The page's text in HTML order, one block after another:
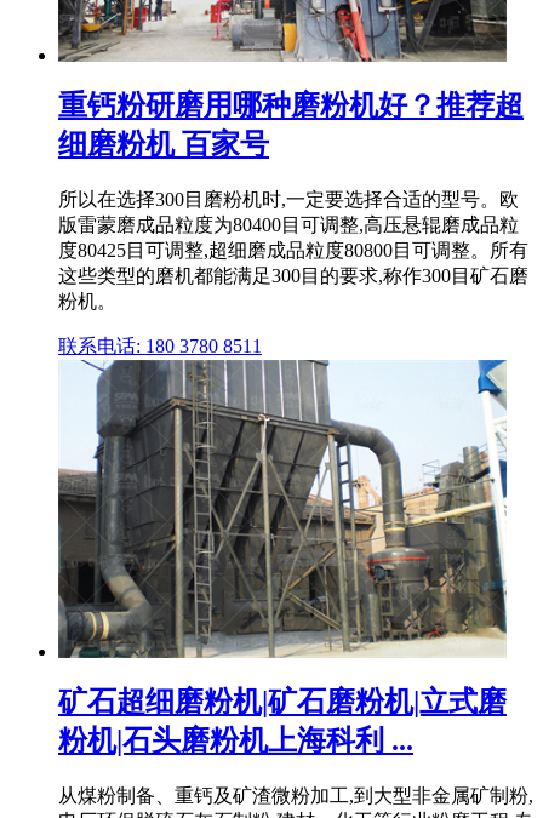
重钙粉研磨用哪种磨粉机好？推荐超
细磨粉机 百家号
所以在选择300目磨粉机时,一定要选择合适的型号。欧
版雷蒙磨成品粒度为80400目可调整,高压悬辊磨成品粒
度80425目可调整,超细磨成品粒度80800目可调整。所有
这些类型的磨机都能满足300目的要求,称作300目矿石磨
粉机。
联系电话: 180 3780 8511
矿石超细磨粉机|矿石磨粉机|立式磨
粉机|石头磨粉机上海科利 ...
从煤粉制备、重钙及矿渣微粉加工,到大型非金属矿制粉,